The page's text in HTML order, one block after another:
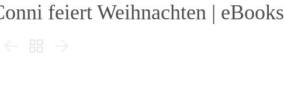
feiert Weihnachten | eBooks
  